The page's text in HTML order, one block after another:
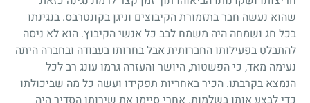
שהוא נעשה חבר בתזמורת הקיבוצים וניגן בקונטרבס. בנגינתו
בכל חג ושמחה היה משמח לבב כל אנשי הקיבוץ. הוא לא ניסה
להתבלט בפעילותו החברותית אבל בחרותו בעבודה ובחברה היתה
נעימה מאד, כי הפשטות, היושר והעזרה גרמו עונג רב לכל
הנמצא בקרבתו. הכיר באחריות תפקידו ועשה כל מה שביכולתו